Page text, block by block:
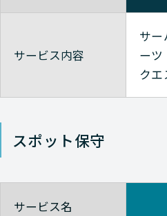
Avaya
サービス内容
サ
ー
ク
スポット保守
サービス名